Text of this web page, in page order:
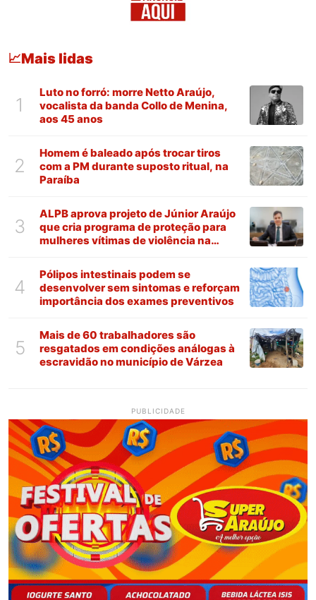
📈Mais lidas
1
Luto no forró: morre Netto Araújo,
vocalista da banda Collo de Menina,
aos 45 anos
2
Homem é baleado após trocar tiros
com a PM durante suposto ritual, na
Paraíba
3
ALPB aprova projeto de Júnior Araújo
que cria programa de proteção para
mulheres vítimas de violência na
4
Pólipos intestinais podem se
desenvolver sem sintomas e reforçam
importância dos exames preventivos
5
Mais de 60 trabalhadores são
resgatados em condições análogas à
escravidão no município de Várzea
PUBLICIDADE